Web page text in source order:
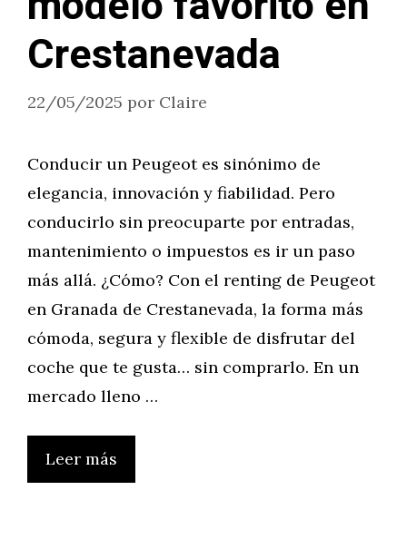
Crestanevada
22/05/2025 por Claire
Conducir un Peugeot es sinónimo de
elegancia, innovación y fiabilidad. Pero
conducirlo sin preocuparte por entradas,
mantenimiento o impuestos es ir un paso
más allá. ¿Cómo? Con el renting de Peugeot
en Granada de Crestanevada, la forma más
cómoda, segura y flexible de disfrutar del
coche que te gusta… sin comprarlo. En un
mercado lleno …
Leer más